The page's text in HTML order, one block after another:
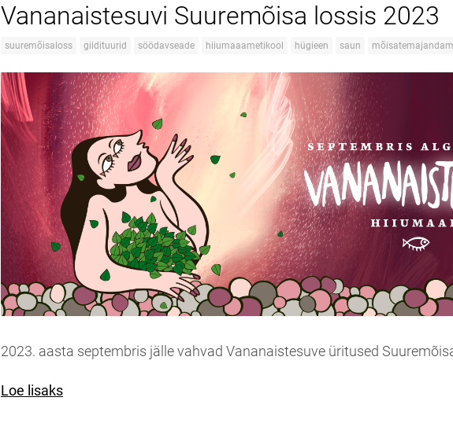
Vananaistesuvi Suuremõisa lossis 2023
suuremõisaloss giidituurid söödavseade hiiumaaametikool hügieen saun
2023. aasta septembris jälle vahvad Vananaistesuve üritused
Loe lisaks